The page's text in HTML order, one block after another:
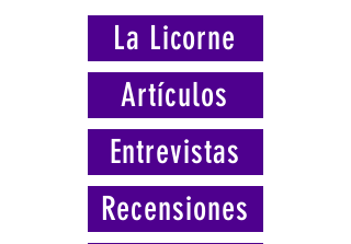
La Licorne
Artículos
Entrevistas
Recensiones